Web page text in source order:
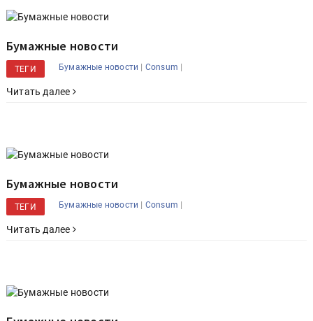
Бумажные новости
ТЕГИ Бумажные новости | Consum |
Читать далее
Бумажные новости
ТЕГИ Бумажные новости | Consum |
Читать далее